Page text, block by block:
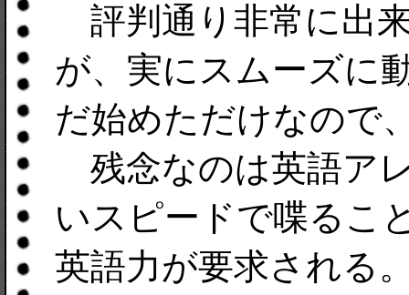
評判通り非常に出
が、実にスムーズに
だ始めただけなので
残念なのは英語ア
いスピードで喋るこ
英語力が要求される